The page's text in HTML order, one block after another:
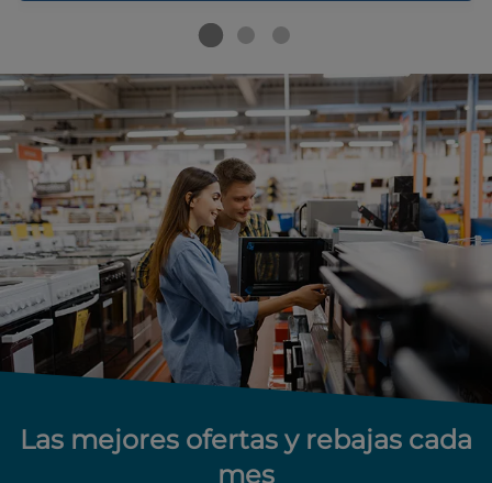
Las mejores ofertas y rebajas cada
mes